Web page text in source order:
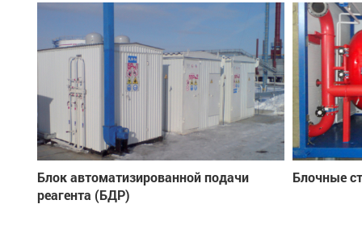
Блок автоматизированной подачи
реагента (БДР)
Блочные